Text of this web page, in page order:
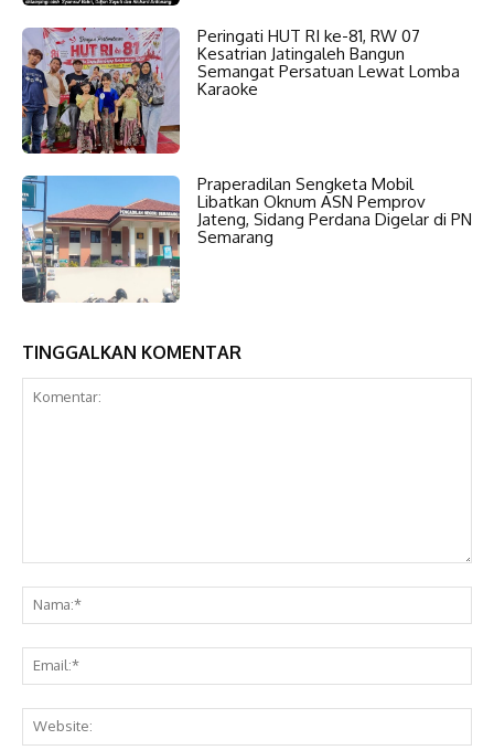
Peringati HUT RI ke-81, RW 07
Kesatrian Jatingaleh Bangun
Semangat Persatuan Lewat Lomba
Karaoke
Praperadilan Sengketa Mobil
Libatkan Oknum ASN Pemprov
Jateng, Sidang Perdana Digelar di PN
Semarang
TINGGALKAN KOMENTAR